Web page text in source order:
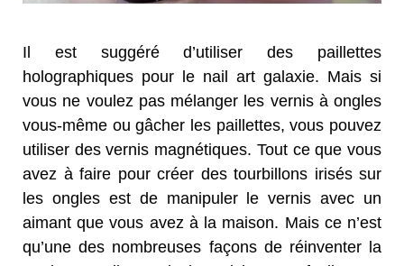
Il est suggéré d’utiliser des paillettes
holographiques pour le nail art galaxie. Mais si
vous ne voulez pas mélanger les vernis à ongles
vous-même ou gâcher les paillettes, vous pouvez
utiliser des vernis magnétiques. Tout ce que vous
avez à faire pour créer des tourbillons irisés sur
les ongles est de manipuler le vernis avec un
aimant que vous avez à la maison. Mais ce n’est
qu’une des nombreuses façons de réinventer la